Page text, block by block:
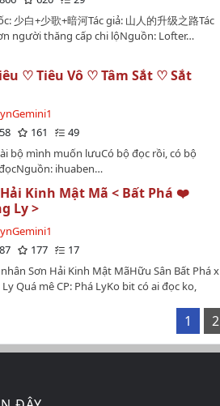
少白+少歌+暗河Tác giả: 山人的升级之路Tác
người thăng cấp chi lộNguồn: Lofter…
♡ Tiêu Vô ♡ Tâm Sắt ♡ Sắt
161
49
bộ mình muốn lưuCó bộ đọc rồi, có bộ
ihuaben…
Kinh Mật Mã < Bất Phá ❤️
Ly >
177
17
Sơn Hải Kinh Mật MãHữu Sân Bất Phá x
Quá mê CP: Phá LyKo bit có ai đọc ko,
1 2